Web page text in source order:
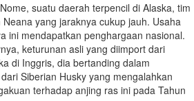
suatu daerah terpencil di Alaska, tim
yang jaraknya cukup jauh. Usaha
ini mendapatkan penghargaan nasional.
keturunan asli yang diimport dari
di Inggris, dia bertanding dalam
Siberian Husky yang mengalahkan
terhadap anjing ras ini pada Tahun